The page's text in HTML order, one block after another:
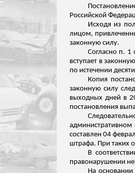
Российской
Исходя из
лицом,
законную силу.
Согласно п. 1
вступает в
по истечении
Копия
законную силу
выходных дней в
постановления
составлен 04
штрафа. При таких
В
правонарушении не
На основании